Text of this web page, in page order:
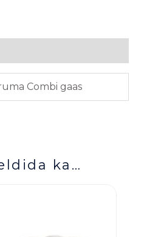
Combi gaas
ka…